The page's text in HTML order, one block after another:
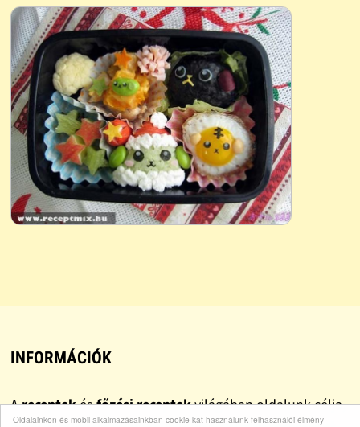
Oldalainkon és mobil alkalmazásainkban cookie-kat használunk felhasználói élmény
INFORMÁCIÓK
Areceptekésfőzési receptekvilágában oldalunk célja,